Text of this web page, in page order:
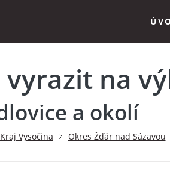
vyrazit na
a okolí
Kraj Vysočina Okres Žďár nad Sázavou